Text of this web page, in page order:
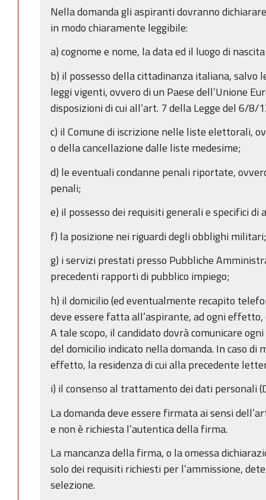
Nella domanda gli aspiranti dovranno
in modo chiaramente leggibile:
a) cognome e nome, la data ed il luogo di
b) il possesso della cittadinanza italiana, salvo
leggi vigenti, ovvero di un Paese dell’Unione
disposizioni di cui all’art. 7 della Legge del 6/8/
c) il Comune di iscrizione nelle liste elettorali,
o della cancellazione dalle liste medesime;
d) le eventuali condanne penali riportate,
penali;
e) il possesso dei requisiti generali e specifici
f) la posizione nei riguardi degli obblighi militari;
g) i servizi prestati presso Pubbliche
precedenti rapporti di pubblico impiego;
h) il domicilio (ed eventualmente recapito
deve essere fatta all’aspirante, ad ogni effetto,
A tale scopo, il candidato dovrà comunicare
del domicilio indicato nella domanda. In caso di
effetto, la residenza di cui alla precedente
i) il consenso al trattamento dei dati personali
La domanda deve essere firmata ai sensi
e non è richiesta l’autentica della firma.
La mancanza della firma, o la omessa
solo dei requisiti richiesti per l’ammissione,
selezione.